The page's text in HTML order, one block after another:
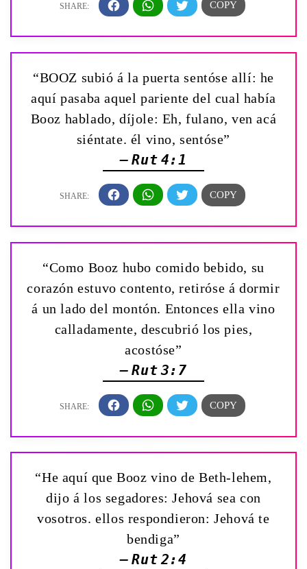
“BOOZ subió á la puerta sentóse allí: he
aquí pasaba aquel pariente del cual había
Booz hablado, díjole: Eh, fulano, ven acá
siéntate. él vino, sentóse”
— Rut 4:1
“Como Booz hubo comido bebido, su
corazón estuvo contento, retiróse á dormir
á un lado del montón. Entonces ella vino
calladamente, descubrió los pies,
acostóse”
— Rut 3:7
“He aquí que Booz vino de Beth-lehem,
dijo á los segadores: Jehová sea con
vosotros. ellos respondieron: Jehová te
bendiga”
— Rut 2:4